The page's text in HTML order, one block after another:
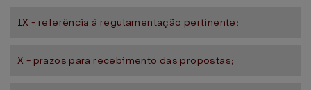
IX - referência à regulamentação pertinente;
X - prazos para recebimento das propostas;